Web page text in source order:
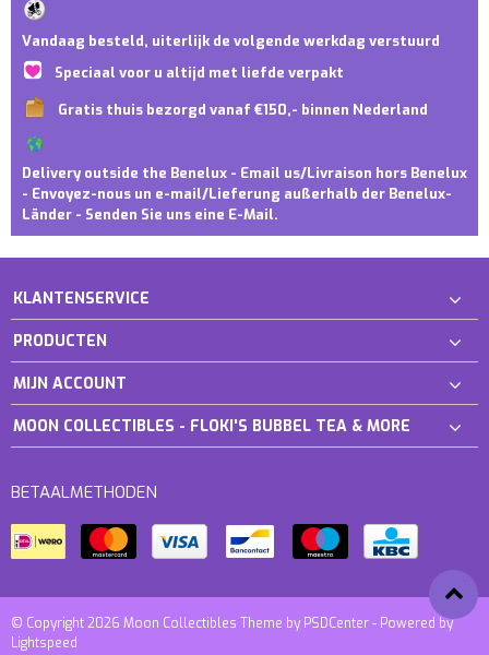
Vandaag besteld, uiterlijk de volgende werkdag verstuurd
Speciaal voor u altijd met liefde verpakt
Gratis thuis bezorgd vanaf €150,- binnen Nederland
Delivery outside the Benelux - Email us/Livraison hors Benelux
- Envoyez-nous un e-mail/Lieferung außerhalb der Benelux-
Länder - Senden Sie uns eine E-Mail.
KLANTENSERVICE
PRODUCTEN
MIJN ACCOUNT
MOON COLLECTIBLES - FLOKI'S BUBBEL TEA & MORE
BETAALMETHODEN
© Copyright 2026 Moon Collectibles Theme by PSDCenter- Powered by
Lightspeed